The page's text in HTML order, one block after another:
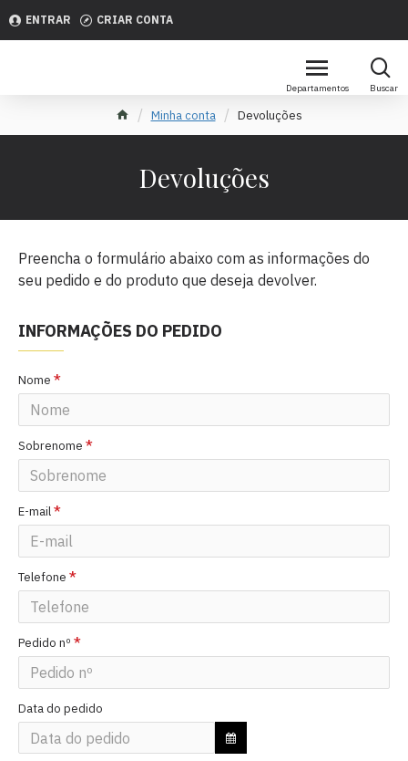
ENTRAR CRIAR CONTA
Minha conta Devoluções
Devoluções
Preencha o formulário abaixo com as informações do
seu pedido e do produto que deseja devolver.
INFORMAÇÕES DO PEDIDO
Nome
Sobrenome
E-mail
Telefone
Pedido nº
Data do pedido